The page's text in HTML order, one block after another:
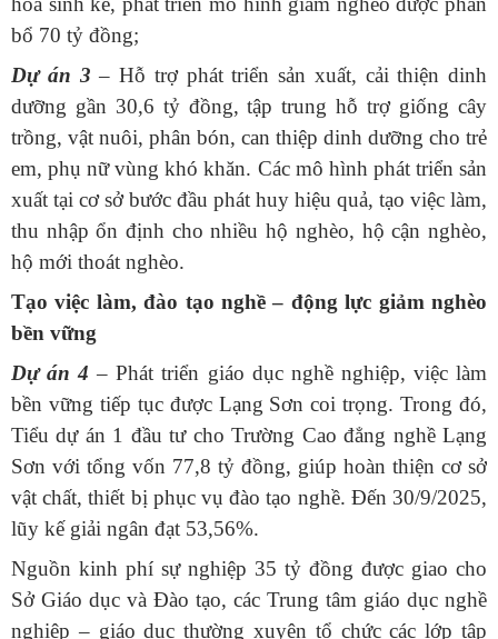
bổ 70 tỷ đồng;
Dự án 3 – Hỗ trợ phát triển sản xuất, cải thiện dinh
dưỡng gần 30,6 tỷ đồng, tập trung hỗ trợ giống cây
trồng, vật nuôi, phân bón, can thiệp dinh dưỡng cho trẻ
em, phụ nữ vùng khó khăn. Các mô hình phát triển sản
xuất tại cơ sở bước đầu phát huy hiệu quả, tạo việc làm,
thu nhập ổn định cho nhiều hộ nghèo, hộ cận nghèo,
hộ mới thoát nghèo.
Tạo việc làm, đào tạo nghề – động lực giảm nghèo
bền vững
Dự án 4 – Phát triển giáo dục nghề nghiệp, việc làm
bền vững tiếp tục được Lạng Sơn coi trọng. Trong đó,
Tiểu dự án 1 đầu tư cho Trường Cao đẳng nghề Lạng
Sơn với tổng vốn 77,8 tỷ đồng, giúp hoàn thiện cơ sở
vật chất, thiết bị phục vụ đào tạo nghề. Đến 30/9/2025,
lũy kế giải ngân đạt 53,56%.
Nguồn kinh phí sự nghiệp 35 tỷ đồng được giao cho
Sở Giáo dục và Đào tạo, các Trung tâm giáo dục nghề
nghiệp – giáo dục thường xuyên tổ chức các lớp tập